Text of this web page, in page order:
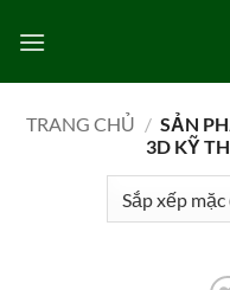
qua
TRANG CHỦ / SẢN
3D KỸ